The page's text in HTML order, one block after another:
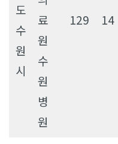
도
수
원
시
료
원
수
원
병
원
129 14